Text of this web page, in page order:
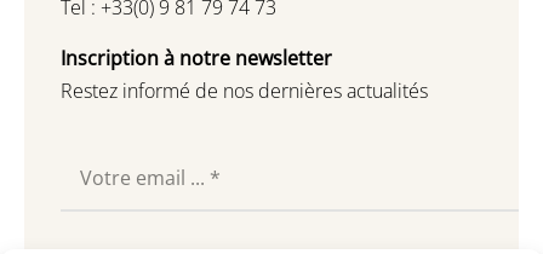
Tel : +33(0) 9 81 79 74 73
Inscription à notre newsletter
Restez informé de nos dernières actualités